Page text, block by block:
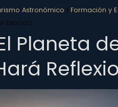
Astronómico Formación y
Espacio
Planeta